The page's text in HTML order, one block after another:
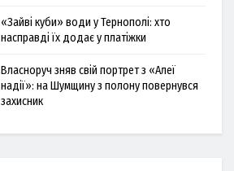
«Зайві куби» води у Тернополі: хто
насправді їх додає у платіжки
Власноруч зняв свій портрет з «Алеї
надії»: на Шумщину з полону повернувся
захисник